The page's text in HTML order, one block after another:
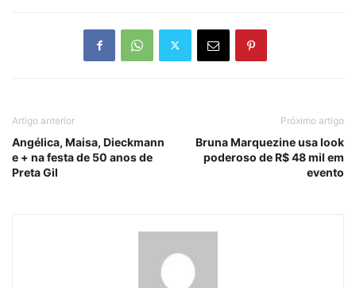
Artigo anterior
Angélica, Maisa, Dieckmann
e + na festa de 50 anos de
Preta Gil
Próximo artigo
Bruna Marquezine usa look
poderoso de R$ 48 mil em
evento